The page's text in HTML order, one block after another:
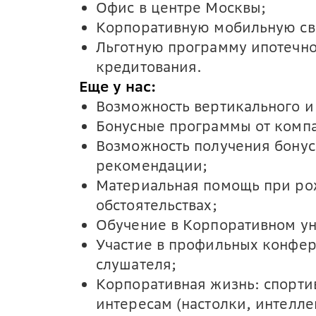
Офис в центре Москвы;
Корпоративную мобильную
Льготную программу
кредитования.
Еще у нас:
Возможность вертикального
Бонусные программы от
Возможность получения
рекомендации;
Материальная помощь при
обстоятельствах;
Обучение в Корпоративном
Участие в профильных
слушателя;
Корпоративная жизнь:
интересам (настолки,